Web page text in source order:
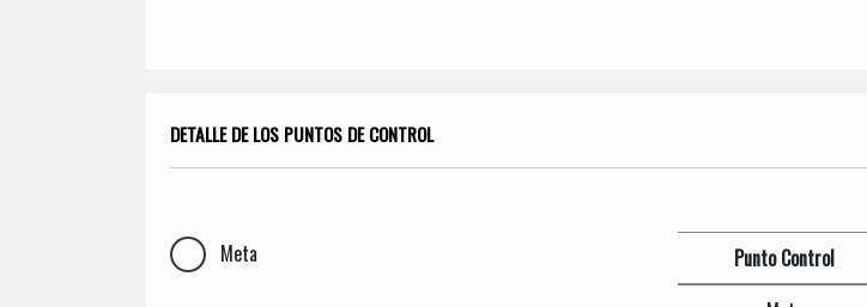
DETALLE DE LOS PUNTOS DE CONTROL
Meta Punto Control